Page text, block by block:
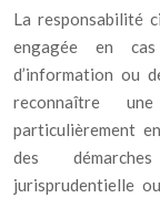
La responsabilité
engagée en
d’information ou
reconnaître
particulièrement
des
jurisprudentielle